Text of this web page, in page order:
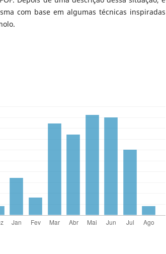
com base em algumas técnicas inspiradas